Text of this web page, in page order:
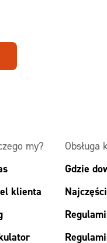
my?
klienta
Obsługa
Gdzie